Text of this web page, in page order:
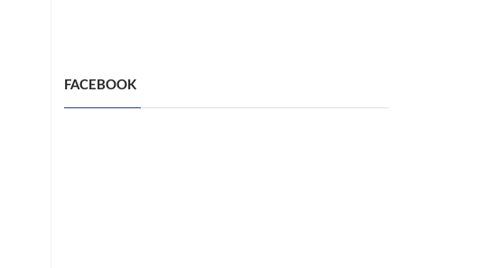
FACEBOOK